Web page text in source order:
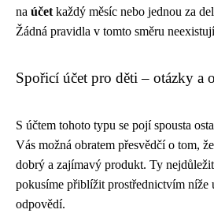
na účet každý měsíc nebo jednou za
Žádná pravidla v tomto směru
Spořicí účet pro děti – otázky a
S účtem tohoto typu se pojí spousta
Vás možná obratem přesvědčí o tom,
dobrý a zajímavý produkt. Ty
pokusíme přiblížit prostřednictvím níže
odpovědí.